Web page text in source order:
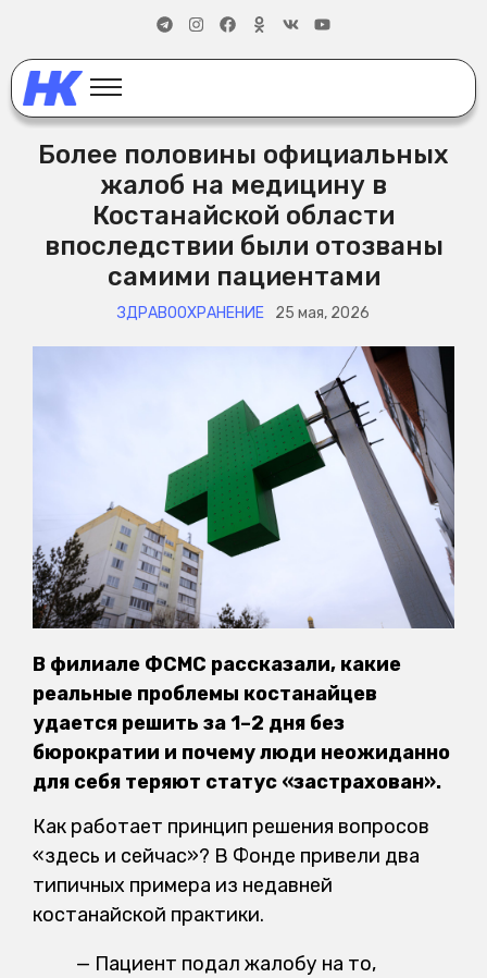
Более половины официальных
жалоб на медицину в
Костанайской области
впоследствии были отозваны
самими пациентами
ЗДРАВООХРАНЕНИЕ 25 мая, 2026
В филиале ФСМС рассказали, какие
реальные проблемы костанайцев
удается решить за 1–2 дня без
бюрократии и почему люди неожиданно
для себя теряют статус «застрахован».
Как работает принцип решения вопросов
«здесь и сейчас»? В Фонде привели два
типичных примера из недавней
костанайской практики.
— Пациент подал жалобу на то,